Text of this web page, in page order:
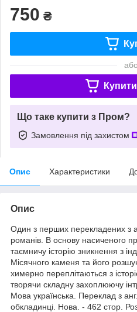
750 ₴
або
Що таке купити з Пром?
Замовлення під захистом
Опис Характеристики
Опис
Один з перших перекладених з
романів. В основу насиченого
таємничу історію зникнення з
Місячного каменя та його
химерно переплітаються з
творячи складну захоплюючу
Мова українська. Переклад з
обкладинці. Нова. - 462 стор.